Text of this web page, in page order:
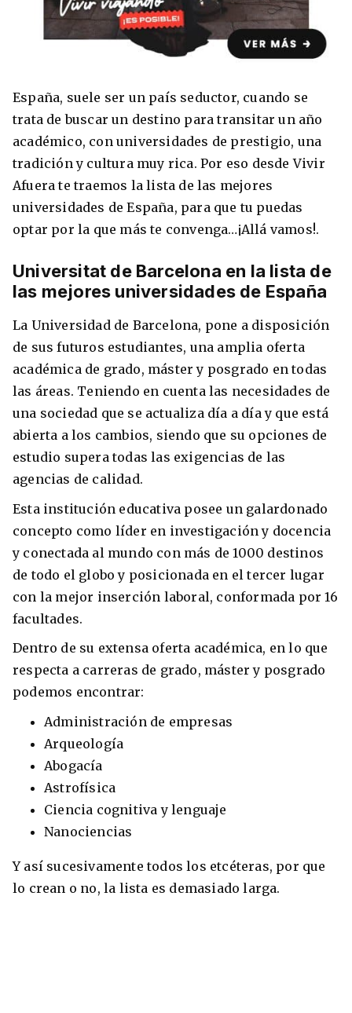
8 ciudades para tomar cursos de inglés
intensivo
09/11/2021
Estudia Desarrollo Web en Toronto
+30 Summer English for Professionals en
Melbourne
España, suele ser un país seductor, cuando se
trata de buscar un destino para transitar un año
académico, con universidades de prestigio, una
tradición y cultura muy rica. Por eso desde Vivir
Afuera te traemos la lista de las mejores
universidades de España, para que tu puedas
optar por la que más te convenga…¡Allá vamos!.
Universitat de Barcelona en la lista de
las mejores universidades de España
La Universidad de Barcelona, pone a disposición
de sus futuros estudiantes, una amplia oferta
académica de grado, máster y posgrado en todas
las áreas. Teniendo en cuenta las necesidades de
una sociedad que se actualiza día a día y que está
abierta a los cambios, siendo que su opciones de
estudio supera todas las exigencias de las
agencias de calidad.
Esta institución educativa posee un galardonado
concepto como líder en investigación y docencia
y conectada al mundo con más de 1000 destinos
de todo el globo y posicionada en el tercer lugar
con la mejor inserción laboral, conformada por 16
facultades.
Dentro de su extensa oferta académica, en lo que
respecta a carreras de grado, máster y posgrado
podemos encontrar:
Administración de empresas
Arqueología
Abogacía
Astrofísica
Ciencia cognitiva y lenguaje
Nanociencias
Y así sucesivamente todos los etcéteras, por que
lo crean o no, la lista es demasiado larga.